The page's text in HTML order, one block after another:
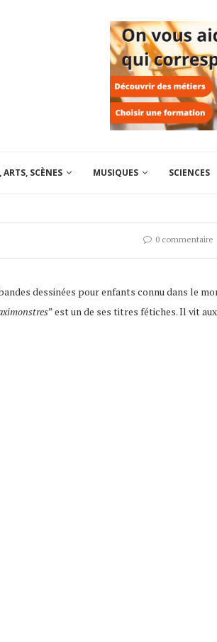
ARTS, SCÈNES MUSIQUES SCIENCES
0 commentaire
dessinées pour enfants connu dans le
” est un de ses titres fétiches. Il vit